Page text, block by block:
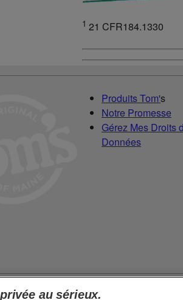
1 21 CFR184.1330
Produits Tom's
Notre Promesse
Gérez Mes Droits
Données
Maine, Inc.au sérieux.